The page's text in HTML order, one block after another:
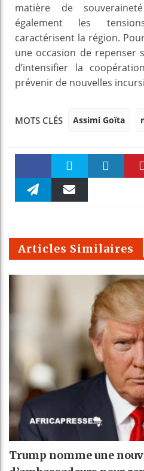
matière de
également les
caractérisent la région.
une occasion de repenser
d’intensifier la
prévenir de nouvelles
MOTS CLÉS Assimi Goïta
Faceboo Twitter
m
Articles Similaires
Trump nomme une